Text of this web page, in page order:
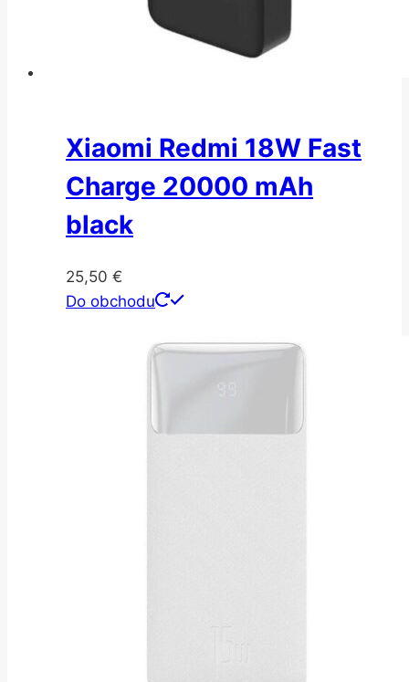
Xiaomi Redmi 18W Fast
Charge 20000 mAh
black
25,50 €
Do obchodu